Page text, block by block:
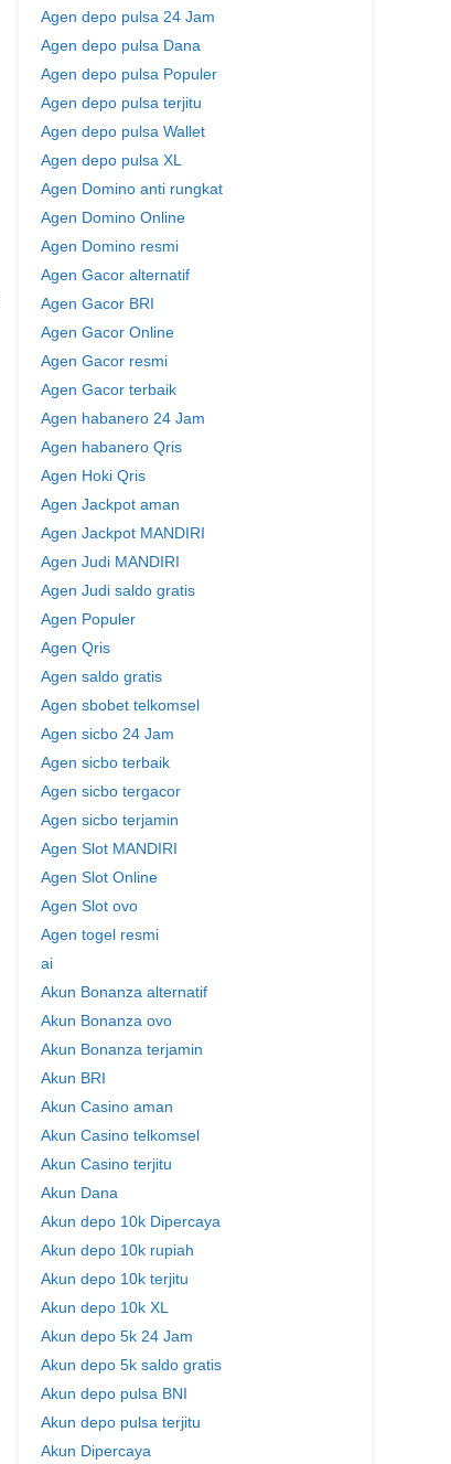
Agen depo pulsa 24 Jam
Agen depo pulsa Dana
Agen depo pulsa Populer
Agen depo pulsa terjitu
Agen depo pulsa Wallet
Agen depo pulsa XL
Agen Domino anti rungkat
Agen Domino Online
Agen Domino resmi
Agen Gacor alternatif
Agen Gacor BRI
Agen Gacor Online
Agen Gacor resmi
Agen Gacor terbaik
Agen habanero 24 Jam
Agen habanero Qris
Agen Hoki Qris
Agen Jackpot aman
Agen Jackpot MANDIRI
Agen Judi MANDIRI
Agen Judi saldo gratis
Agen Populer
Agen Qris
Agen saldo gratis
Agen sbobet telkomsel
Agen sicbo 24 Jam
Agen sicbo terbaik
Agen sicbo tergacor
Agen sicbo terjamin
Agen Slot MANDIRI
Agen Slot Online
Agen Slot ovo
Agen togel resmi
ai
Akun Bonanza alternatif
Akun Bonanza ovo
Akun Bonanza terjamin
Akun BRI
Akun Casino aman
Akun Casino telkomsel
Akun Casino terjitu
Akun Dana
Akun depo 10k Dipercaya
Akun depo 10k rupiah
Akun depo 10k terjitu
Akun depo 10k XL
Akun depo 5k 24 Jam
Akun depo 5k saldo gratis
Akun depo pulsa BNI
Akun depo pulsa terjitu
Akun Dipercaya